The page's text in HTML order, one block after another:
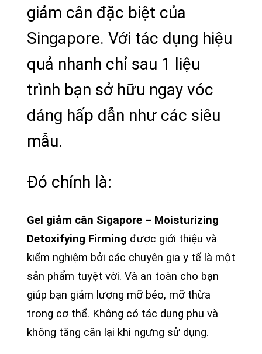
giảm cân đặc biệt của
Singapore. Với tác dụng hiệu
quả nhanh chỉ sau 1 liệu
trình bạn sở hữu ngay vóc
dáng hấp dẫn như các siêu
mẫu.
Đó chính là:
Gel giảm cân Sigapore – Moisturizing
Detoxifying Firming được giới thiệu và
kiểm nghiệm bởi các chuyên gia y tế là một
sản phẩm tuyệt vời. Và an toàn cho bạn
giúp bạn giảm lượng mỡ béo, mỡ thừa
trong cơ thể. Không có tác dụng phụ và
không tăng cân lại khi ngưng sử dụng.